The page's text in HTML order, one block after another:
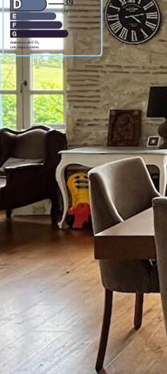
d'énergie pour un
indexées aux années
compris).
Imprimer
diagnostic ERP (État
Pour en savoir plus,